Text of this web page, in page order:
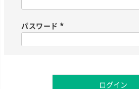
必
パスワード
ログイン